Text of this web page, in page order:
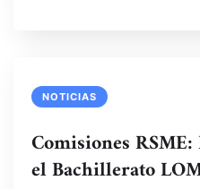
NOTICIAS
Comisiones
el Bachillerato